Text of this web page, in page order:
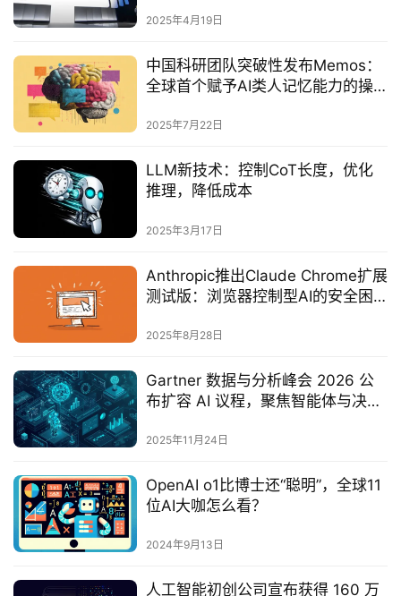
2025年4月19日
中国科研团队突破性发布Memos：
全球首个赋予AI类人记忆能力的操
2025年7月22日
LLM新技术：控制CoT长度，优化
推理，降低成本
2025年3月17日
Anthropic推出Claude Chrome扩展
测试版：浏览器控制型AI的安全困
2025年8月28日
Gartner 数据与分析峰会 2026 公
布扩容 AI 议程，聚焦智能体与决策
2025年11月24日
OpenAI o1比博士还“聪明”，全球11
位AI大咖怎么看？
2024年9月13日
人工智能初创公司宣布获得 160 万